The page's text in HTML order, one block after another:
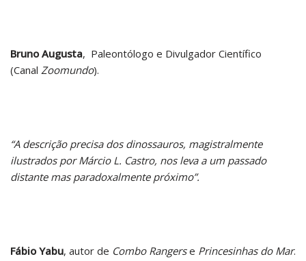
Bruno Augusta, Paleontólogo e Divulgador Científico
(Canal Zoomundo).
“A descrição precisa dos dinossauros, magistralmente
ilustrados por Márcio L. Castro, nos leva a um passado
distante mas paradoxalmente próximo”.
Fábio Yabu, autor de Combo Rangerse Princesinhas do Mar.